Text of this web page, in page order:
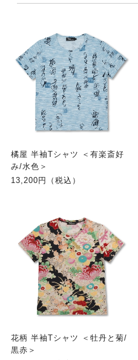
橘屋 半袖Tシャツ ＜有楽斎好
み/水色＞
13,200円（税込）
花柄 半袖Tシャツ ＜牡丹と菊/
黒赤＞